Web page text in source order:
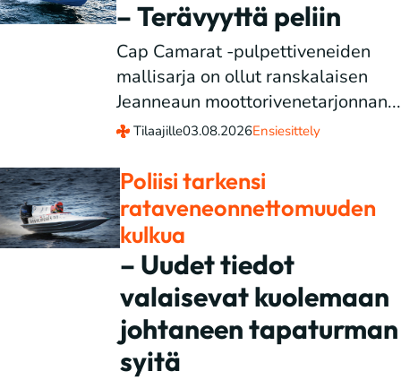
– Terävyyttä peliin
Cap Camarat -pulpettiveneiden
mallisarja on ollut ranskalaisen
Jeanneaun moottorivenetarjonnan...
Tilaajille03.08.2026Ensiesittely
Poliisi tarkensi
rataveneonnettomuuden
kulkua
– Uudet tiedot
valaisevat kuolemaan
johtaneen tapaturman
syitä